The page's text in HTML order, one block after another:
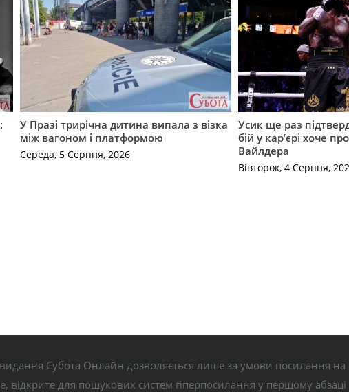
У Празі трирічна дитина випала з візка
між вагоном і платформою
Середа, 5 Серпня, 2026
Усик ще раз
бій у кар’єрі хоче
Вайлдера
Вівторок, 4 Серпня,
видання Субота Онлайн дозволяється лише за умови посилання
відкрите для пошукових систем гіперпосилання у першому